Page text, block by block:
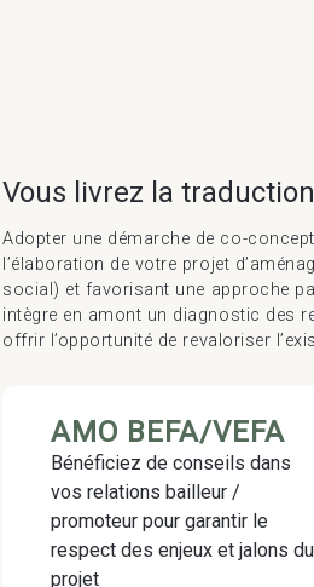
Vous livrez la
Adopter une démarche de co-
l’élaboration de votre projet
social) et favorisant une approche
intègre en amont un diagnostic des
offrir l’opportunité de revaloriser
AMO BEFA/VEFA
Bénéficiez de conseils dans
vos relations bailleur /
promoteur pour garantir le
respect des enjeux et jalons du
projet